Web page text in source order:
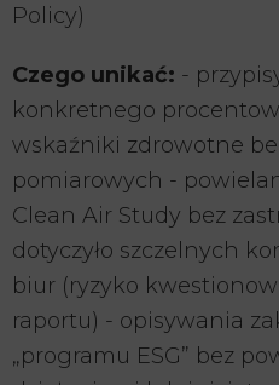
Policy)
Czego unikać: -
konkretnego
wskaźniki zdrowotne
pomiarowych -
Clean Air Study bez
dotyczyło szczelnych
biur (ryzyko
raportu) - opisywania
„programu ESG” bez